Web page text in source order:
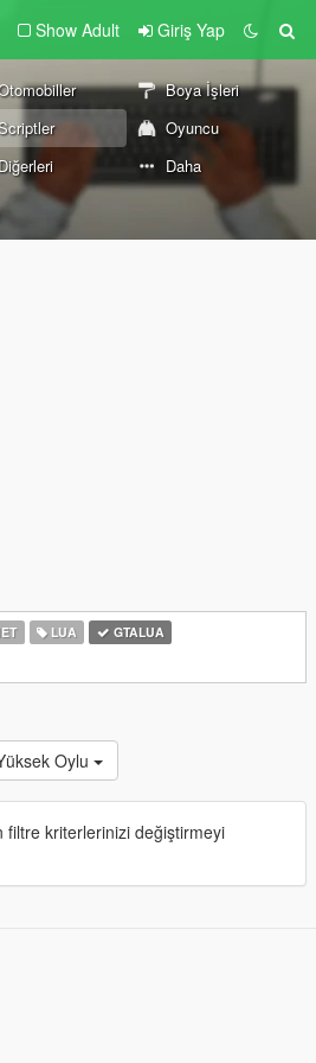
Show Adult Giriş Yap
Boya İşleri
Oyuncu
Diğerleri Daha
LUA
GTALUA
Oylu
filtre kriterlerinizi değiştirmeyi